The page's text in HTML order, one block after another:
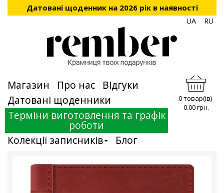
Датовані щоденник на 2026 рік в наявності
UA RU
Магазин Про нас
Відгуки
Датовані щоденники
Терміни виготовлення та графік
роботи
Колекції записників
Блог
0 товар(ів)
0.00 грн.